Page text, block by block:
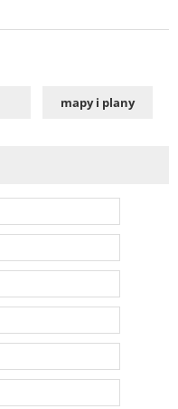
mapy i plany